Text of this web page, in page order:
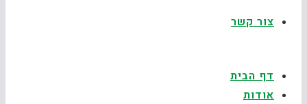
צור קשר
דף הבית
אודות